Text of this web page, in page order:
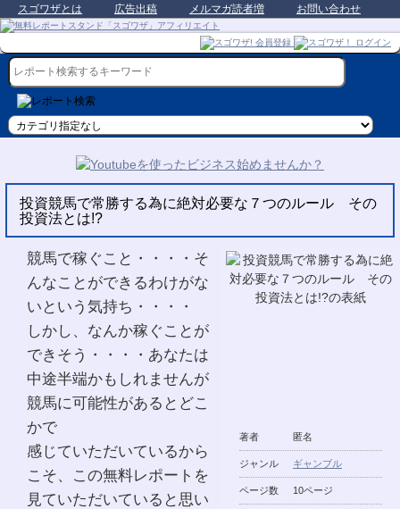
スゴワザとは 広告出稿 メルマガ読者増 お問い合わせ
投資競馬で常勝する為に絶対必要な７つのルール その
投資法とは!?
著者 匿名
ジャンル ギャンブル
ページ数 10ページ
競馬で稼ぐこと・・・・そ
んなことができるわけがな
いという気持ち・・・・
しかし、なんか稼ぐことが
できそう・・・・あなたは
中途半端かもしれませんが
競馬に可能性があるとどこ
かで
感じていただいているから
こそ、この無料レポートを
見ていただいていると思い